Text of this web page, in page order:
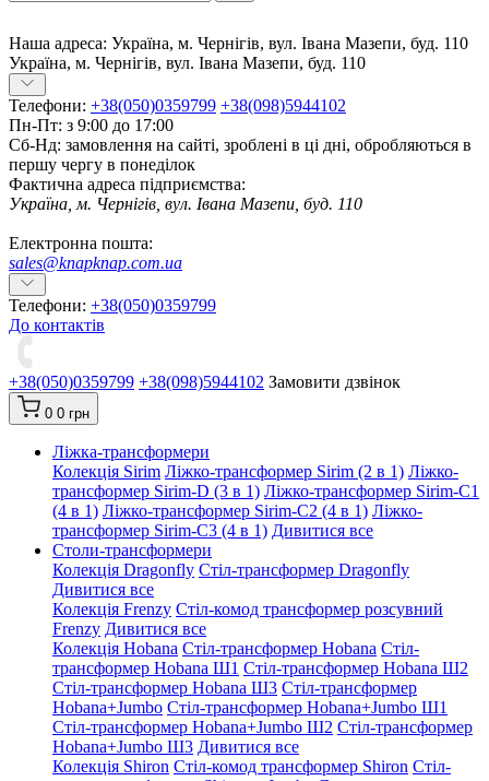
Наша адреса: Україна, м. Чернігів, вул. Івана Мазепи, буд. 110
Україна, м. Чернігів, вул. Івана Мазепи, буд. 110
Телефони: +38(050)0359799 +38(098)5944102
Пн-Пт: з 9:00 до 17:00
Сб-Нд: замовлення на сайті, зроблені в ці дні, обробляються в
першу чергу в понеділок
Фактична адреса підприємства:
Україна, м. Чернігів, вул. Івана Мазепи, буд. 110
Електронна пошта:
sales@knapknap.com.ua
Телефони: +38(050)0359799
До контактів
+38(050)0359799 +38(098)5944102 Замовити дзвінок
0 0 грн
Ліжка-трансформери
Колекція Sirim Ліжко-трансформер Sirim (2 в 1) Ліжко-
трансформер Sirim-D (3 в 1) Ліжко-трансформер Sirim-C1
(4 в 1) Ліжко-трансформер Sirim-C2 (4 в 1) Ліжко-
трансформер Sirim-C3 (4 в 1) Дивитися все
Столи-трансформери
Колекція Dragonfly Стіл-трансформер Dragonfly
Дивитися все
Колекція Frenzy Стіл-комод трансформер розсувний
Frenzy Дивитися все
Колекція Hobana Стіл-трансформер Hobana Стіл-
трансформер Hobana Ш1 Стіл-трансформер Hobana Ш2
Стіл-трансформер Hobana Ш3 Стіл-трансформер
Hobana+Jumbo Стіл-трансформер Hobana+Jumbo Ш1
Стіл-трансформер Hobana+Jumbo Ш2 Стіл-трансформер
Hobana+Jumbo Ш3 Дивитися все
Колекція Shiron Стіл-комод трансформер Shiron Стіл-